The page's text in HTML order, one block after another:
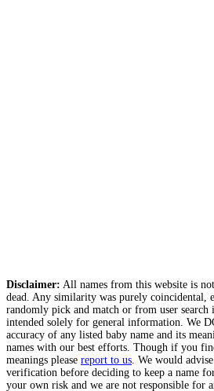
Disclaimer: All names from this website is
dead. Any similarity was purely coincidental,
randomly pick and match or from user search
intended solely for general information. We
accuracy of any listed baby name and its
names with our best efforts. Though if you
meanings please report to us . We would
verification before deciding to keep a name
your own risk and we are not responsible for